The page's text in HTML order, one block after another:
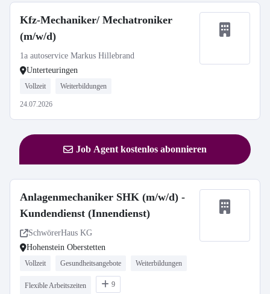
Kfz-Mechaniker/ Mechatroniker
(m/w/d)
1a autoservice Markus Hillebrand
Unterteuringen
Vollzeit Weiterbildungen
24.07.2026
Job Agent kostenlos abonnieren
Anlagenmechaniker SHK (m/w/d) -
Kundendienst (Innendienst)
SchwörerHaus KG
Hohenstein Oberstetten
Vollzeit Gesundheitsangebote Weiterbildungen
Flexible Arbeitszeiten 9